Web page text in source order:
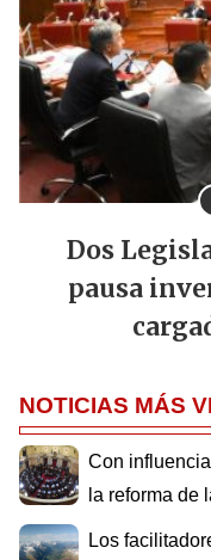
Dos
pausa
NOTICIAS MÁS
Con
la reforma de
Los